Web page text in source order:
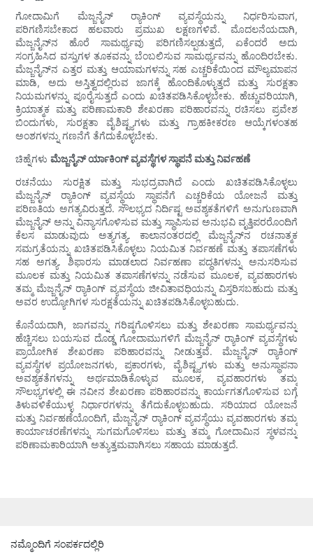
ಗೋದಾಮಿಗೆ ಮೆಜ್ಜನೈನ್ ರ‍್ಯಾಕಿಂಗ್ ವ್ಯವಸ್ಥೆಯನ್ನು ನಿರ್ಧರಿಸುವಾಗ,
ಪರಿಗಣಿಸಬೇಕಾದ ಹಲವಾರು ಪ್ರಮುಖ ಲಕ್ಷಣಗಳಿವೆ. ಮೊದಲನೆಯದಾಗಿ,
ಮೆಜ್ಜನೈನ್‌ನ ಹೊರೆ ಸಾಮರ್ಥ್ಯವು ಪರಿಗಣಿಸಲ್ಪಡುತ್ತದೆ, ಏಕೆಂದರೆ ಅದು
ಸಂಗ್ರಹಿಸಿದ ವಸ್ತುಗಳ ತೂಕವನ್ನು ಬೆಂಬಲಿಸುವ ಸಾಮರ್ಥ್ಯವನ್ನು ಹೊಂದಿರಬೇಕು.
ಮೆಜ್ಜನೈನ್‌ನ ಎತ್ತರ ಮತ್ತು ಆಯಾಮಗಳನ್ನು ಸಹ ಎಚ್ಚರಿಕೆಯಿಂದ ಮೌಲ್ಯಮಾಪನ
ಮಾಡಿ, ಅದು ಅಸ್ತಿತ್ವದಲ್ಲಿರುವ ಜಾಗಕ್ಕೆ ಹೊಂದಿಕೊಳ್ಳುತ್ತದೆ ಮತ್ತು ಸುರಕ್ಷತಾ
ನಿಯಮಗಳನ್ನು ಪೂರೈಸುತ್ತದೆ ಎಂದು ಖಚಿತಪಡಿಸಿಕೊಳ್ಳಬೇಕು. ಹೆಚ್ಚುವರಿಯಾಗಿ,
ಕ್ರಿಯಾತ್ಮಕ ಮತ್ತು ಪರಿಣಾಮಕಾರಿ ಶೇಖರಣಾ ಪರಿಹಾರವನ್ನು ರಚಿಸಲು ಪ್ರವೇಶ
ಬಿಂದುಗಳು, ಸುರಕ್ಷತಾ ವೈಶಿಷ್ಟ್ಯಗಳು ಮತ್ತು ಗ್ರಾಹಕೀಕರಣ ಆಯ್ಕೆಗಳಂತಹ
ಅಂಶಗಳನ್ನು ಗಣನೆಗೆ ತೆಗೆದುಕೊಳ್ಳಬೇಕು.
ಚಿಹ್ನೆಗಳುಮೆಜ್ಜನೈನ್ ರ್ಯಾಕಿಂಗ್ ವ್ಯವಸ್ಥೆಗಳ ಸ್ಥಾಪನೆ ಮತ್ತು ನಿರ್ವಹಣೆ
ರಚನೆಯು ಸುರಕ್ಷಿತ ಮತ್ತು ಸುಭದ್ರವಾಗಿದೆ ಎಂದು ಖಚಿತಪಡಿಸಿಕೊಳ್ಳಲು
ಮೆಜ್ಜನೈನ್ ರ‍್ಯಾಕಿಂಗ್ ವ್ಯವಸ್ಥೆಯ ಸ್ಥಾಪನೆಗೆ ಎಚ್ಚರಿಕೆಯ ಯೋಜನೆ ಮತ್ತು
ಪರಿಣತಿಯ ಅಗತ್ಯವಿರುತ್ತದೆ. ಸೌಲಭ್ಯದ ನಿರ್ದಿಷ್ಟ ಅವಶ್ಯಕತೆಗಳಿಗೆ ಅನುಗುಣವಾಗಿ
ಮೆಜ್ಜನೈನ್ ಅನ್ನು ವಿನ್ಯಾಸಗೊಳಿಸುವ ಮತ್ತು ಸ್ಥಾಪಿಸುವ ಅನುಭವಿ ವೃತ್ತಿಪರರೊಂದಿಗೆ
ಕೆಲಸ ಮಾಡುವುದು ಅತ್ಯಗತ್ಯ. ಕಾಲಾನಂತರದಲ್ಲಿ ಮೆಜ್ಜನೈನ್‌ನ ರಚನಾತ್ಮಕ
ಸಮಗ್ರತೆಯನ್ನು ಖಚಿತಪಡಿಸಿಕೊಳ್ಳಲು ನಿಯಮಿತ ನಿರ್ವಹಣೆ ಮತ್ತು ತಪಾಸಣೆಗಳು
ಸಹ ಅಗತ್ಯ. ಶಿಫಾರಸು ಮಾಡಲಾದ ನಿರ್ವಹಣಾ ಪದ್ಧತಿಗಳನ್ನು ಅನುಸರಿಸುವ
ಮೂಲಕ ಮತ್ತು ನಿಯಮಿತ ತಪಾಸಣೆಗಳನ್ನು ನಡೆಸುವ ಮೂಲಕ, ವ್ಯವಹಾರಗಳು
ತಮ್ಮ ಮೆಜ್ಜನೈನ್ ರ‍್ಯಾಕಿಂಗ್ ವ್ಯವಸ್ಥೆಯ ಜೀವಿತಾವಧಿಯನ್ನು ವಿಸ್ತರಿಸಬಹುದು ಮತ್ತು
ಅವರ ಉದ್ಯೋಗಿಗಳ ಸುರಕ್ಷತೆಯನ್ನು ಖಚಿತಪಡಿಸಿಕೊಳ್ಳಬಹುದು.
ಕೊನೆಯದಾಗಿ, ಜಾಗವನ್ನು ಗರಿಷ್ಠಗೊಳಿಸಲು ಮತ್ತು ಶೇಖರಣಾ ಸಾಮರ್ಥ್ಯವನ್ನು
ಹೆಚ್ಚಿಸಲು ಬಯಸುವ ದೊಡ್ಡ ಗೋದಾಮುಗಳಿಗೆ ಮೆಜ್ಜನೈನ್ ರ‍್ಯಾಕಿಂಗ್ ವ್ಯವಸ್ಥೆಗಳು
ಪ್ರಾಯೋಗಿಕ ಶೇಖರಣಾ ಪರಿಹಾರವನ್ನು ನೀಡುತ್ತವೆ. ಮೆಜ್ಜನೈನ್ ರ‍್ಯಾಕಿಂಗ್
ವ್ಯವಸ್ಥೆಗಳ ಪ್ರಯೋಜನಗಳು, ಪ್ರಕಾರಗಳು, ವೈಶಿಷ್ಟ್ಯಗಳು ಮತ್ತು ಅನುಸ್ಥಾಪನಾ
ಅವಶ್ಯಕತೆಗಳನ್ನು ಅರ್ಥಮಾಡಿಕೊಳ್ಳುವ ಮೂಲಕ, ವ್ಯವಹಾರಗಳು ತಮ್ಮ
ಸೌಲಭ್ಯಗಳಲ್ಲಿ ಈ ನವೀನ ಶೇಖರಣಾ ಪರಿಹಾರವನ್ನು ಕಾರ್ಯಗತಗೊಳಿಸುವ ಬಗ್ಗೆ
ತಿಳುವಳಿಕೆಯುಳ್ಳ ನಿರ್ಧಾರಗಳನ್ನು ತೆಗೆದುಕೊಳ್ಳಬಹುದು. ಸರಿಯಾದ ಯೋಜನೆ
ಮತ್ತು ನಿರ್ವಹಣೆಯೊಂದಿಗೆ, ಮೆಜ್ಜನೈನ್ ರ‍್ಯಾಕಿಂಗ್ ವ್ಯವಸ್ಥೆಯು ವ್ಯವಹಾರಗಳು ತಮ್ಮ
ಕಾರ್ಯಾಚರಣೆಗಳನ್ನು ಸುಗಮಗೊಳಿಸಲು ಮತ್ತು ತಮ್ಮ ಗೋದಾಮಿನ ಸ್ಥಳವನ್ನು
ಪರಿಣಾಮಕಾರಿಯಾಗಿ ಅತ್ಯುತ್ತಮವಾಗಿಸಲು ಸಹಾಯ ಮಾಡುತ್ತದೆ.
ನಮ್ಮೊಂದಿಗೆ ಸಂಪರ್ಕದಲ್ಲಿರಿ